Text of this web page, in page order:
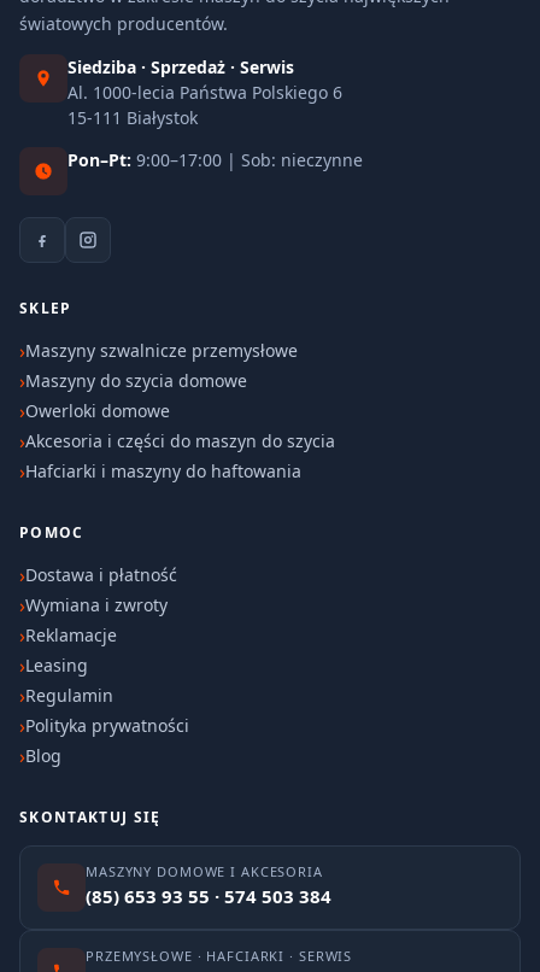
światowych producentów.
Siedziba · Sprzedaż · Serwis
Al. 1000-lecia Państwa Polskiego 6
15-111 Białystok
Pon–Pt: 9:00–17:00 | Sob: nieczynne
SKLEP
Maszyny szwalnicze przemysłowe
Maszyny do szycia domowe
Owerloki domowe
Akcesoria i części do maszyn do szycia
Hafciarki i maszyny do haftowania
POMOC
Dostawa i płatność
Wymiana i zwroty
Reklamacje
Leasing
Regulamin
Polityka prywatności
Blog
SKONTAKTUJ SIĘ
MASZYNY DOMOWE I AKCESORIA
(85) 653 93 55 · 574 503 384
PRZEMYSŁOWE · HAFCIARKI · SERWIS